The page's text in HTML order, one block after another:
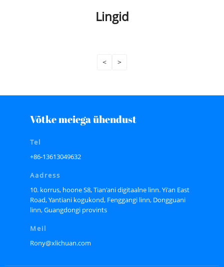
Lingid
< >
Võtke meiega ühendust
Tel
+86-13613049632
Aadress
10. korrus, hoone S8, Tian'ani digitaalne linn. Yi'an East
Road, Yantiani kogukond, Fenggangi linn, Dongguani
linn, Guangdongi provints
Meil
Rony@xlichuan.com